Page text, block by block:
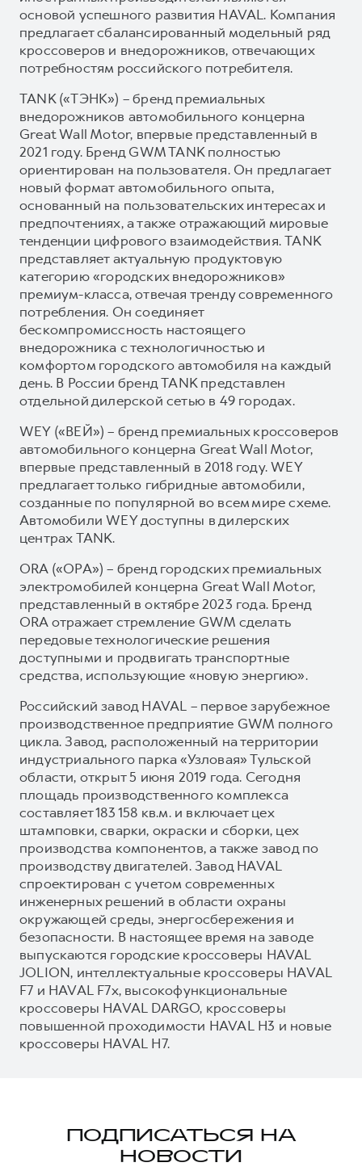
основой успешного развития HAVAL. Компания
предлагает сбалансированный модельный ряд
кроссоверов и внедорожников, отвечающих
потребностям российского потребителя.
TANK («ТЭНК») – бренд премиальных
внедорожников автомобильного концерна
Great Wall Motor, впервые представленный в
2021 году. Бренд GWM TANK полностью
ориентирован на пользователя. Он предлагает
новый формат автомобильного опыта,
основанный на пользовательских интересах и
предпочтениях, а также отражающий мировые
тенденции цифрового взаимодействия. TANK
представляет актуальную продуктовую
категорию «городских внедорожников»
премиум-класса, отвечая тренду современного
потребления. Он соединяет
бескомпромиссность настоящего
внедорожника с технологичностью и
комфортом городского автомобиля на каждый
день. В России бренд TANK представлен
отдельной дилерской сетью в 49 городах.
WEY («ВЕЙ») – бренд премиальных кроссоверов
автомобильного концерна Great Wall Motor,
впервые представленный в 2018 году. WEY
предлагает только гибридные автомобили,
созданные по популярной во всем мире схеме.
Автомобили WEY доступны в дилерских
центрах TANK.
ORA («ОРА») – бренд городских премиальных
электромобилей концерна Great Wall Motor,
представленный в октябре 2023 года. Бренд
ORA отражает стремление GWM сделать
передовые технологические решения
доступными и продвигать транспортные
средства, использующие «новую энергию».
Российский завод HAVAL – первое зарубежное
производственное предприятие GWM полного
цикла. Завод, расположенный на территории
индустриального парка «Узловая» Тульской
области, открыт 5 июня 2019 года. Сегодня
площадь производственного комплекса
составляет 183 158 кв.м. и включает цех
штамповки, сварки, окраски и сборки, цех
производства компонентов, а также завод по
производству двигателей. Завод HAVAL
спроектирован с учетом современных
инженерных решений в области охраны
окружающей среды, энергосбережения и
безопасности. В настоящее время на заводе
выпускаются городские кроссоверы HAVAL
JOLION, интеллектуальные кроссоверы HAVAL
F7 и HAVAL F7x, высокофункциональные
кроссоверы HAVAL DARGO, кроссоверы
повышенной проходимости HAVAL H3 и новые
кроссоверы HAVAL H7.
ПОДПИСАТЬСЯ НА
НОВОСТИ